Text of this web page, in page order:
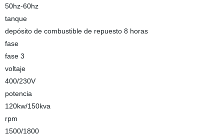
50hz-60hz
tanque
depósito de combustible de repuesto 8 horas
fase
fase 3
voltaje
400/230V
potencia
120kw/150kva
rpm
1500/1800